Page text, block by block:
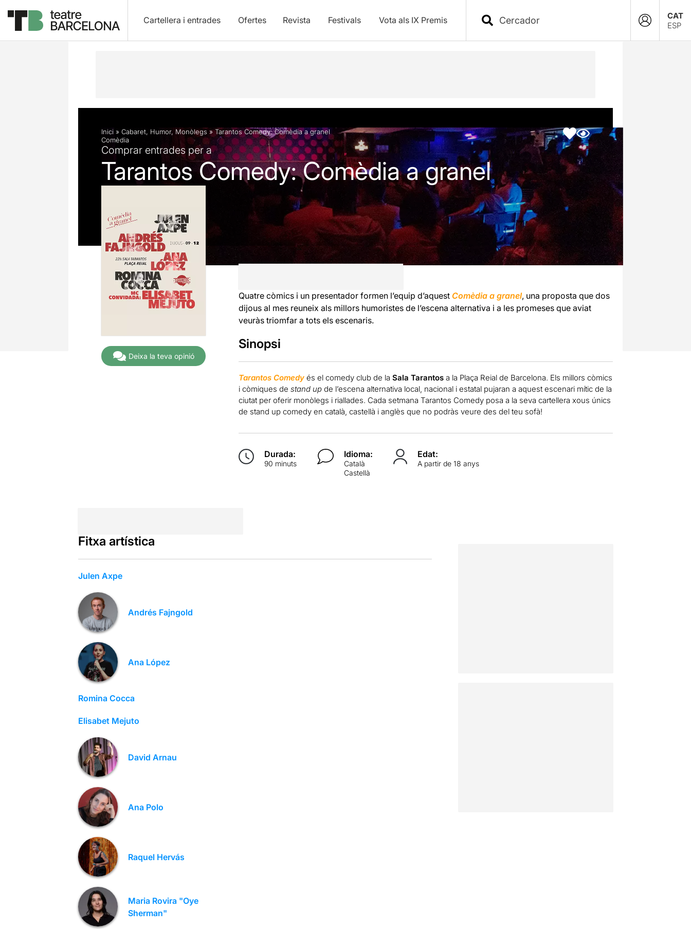
Cartellera i entrades Ofertes Revista Festivals Vota als IX Premis
CAT
ESP
Descripció Fitxa artística Fotos i vídeos Articles
Inici » Cabaret, Humor, Monòlegs »Tarantos Comedy: Comèdia a granel
Comèdia
Comprar entrades per a
Tarantos Comedy: Comèdia a granel
Deixa la teva opinió
Quatre còmics i un presentador formen l’equip d’aquest Comèdia a granel, una proposta que dos
dijous al mes reuneix als millors humoristes de l’escena alternativa i a les promeses que aviat
veuràs triomfar a tots els escenaris.
Sinopsi
Tarantos Comedy és el comedy club de la Sala Tarantosa la Plaça Reial de Barcelona. Els millors còmics
i còmiques de stand upde l’escena alternativa local, nacional i estatal pujaran a aquest escenari mític de la
ciutat per oferir monòlegs i riallades. Cada setmana Tarantos Comedy posa a la seva cartellera xous únics
de stand up comedy en català, castellà i anglès que no podràs veure des del teu sofà!
Durada:
90 minuts
Idioma:
Català
Castellà
Edat:
A partir de 18 anys
Fitxa artística
Julen Axpe
Andrés Fajngold
Ana López
Romina Cocca
Elisabet Mejuto
David Arnau
Ana Polo
Raquel Hervás
Maria Rovira "Oye
Sherman"